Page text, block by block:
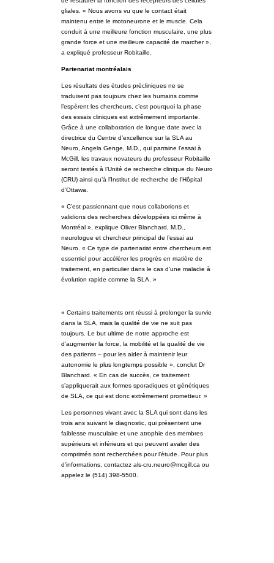
gliales. « Nous avons vu que le contact était
maintenu entre le motoneurone et le muscle. Cela
conduit à une meilleure fonction musculaire, une plus
grande force et une meilleure capacité de marcher »,
a expliqué professeur Robitaille.
Partenariat montréalais
Les résultats des études précliniques ne se
traduisent pas toujours chez les humains comme
l’espèrent les chercheurs, c’est pourquoi la phase
des essais cliniques est extrêmement importante.
Grâce à une collaboration de longue date avec la
directrice du Centre d’excellence sur la SLA au
Neuro, Angela Genge, M.D., qui parraine l’essai à
McGill, les travaux novateurs du professeur Robitaille
seront testés à l’Unité de recherche clinique du Neuro
(CRU) ainsi qu’à l’Institut de recherche de l’Hôpital
d’Ottawa.
« C’est passionnant que nous collaborions et
validions des recherches développées ici même à
Montréal », explique Oliver Blanchard, M.D.,
neurologue et chercheur principal de l’essai au
Neuro. « Ce type de partenariat entre chercheurs est
essentiel pour accélérer les progrès en matière de
traitement, en particulier dans le cas d’une maladie à
évolution rapide comme la SLA. »
« Certains traitements ont réussi à prolonger la survie
dans la SLA, mais la qualité de vie ne suit pas
toujours. Le but ultime de notre approche est
d’augmenter la force, la mobilité et la qualité de vie
des patients – pour les aider à maintenir leur
autonomie le plus longtemps possible », conclut Dr
Blanchard. « En cas de succès, ce traitement
s’appliquerait aux formes sporadiques et génétiques
de SLA, ce qui est donc extrêmement prometteur. »
Les personnes vivant avec la SLA qui sont dans les
trois ans suivant le diagnostic, qui présentent une
faiblesse musculaire et une atrophie des membres
supérieurs et inférieurs et qui peuvent avaler des
comprimés sont recherchées pour l’étude. Pour plus
d’informations, contactez als-cru.neuro@mcgill.ca ou
appelez le (514) 398-5500.